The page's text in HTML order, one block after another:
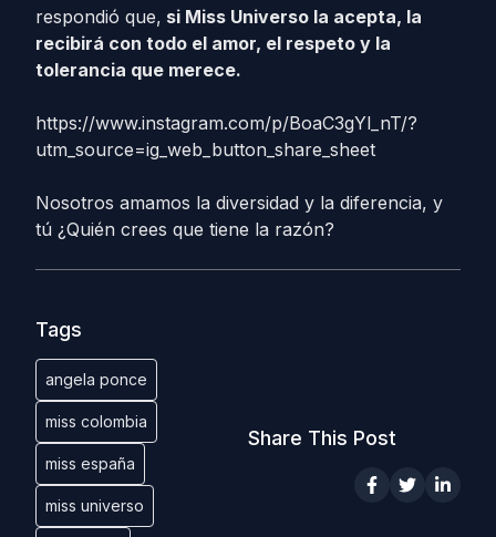
respondió que, si Miss Universo la acepta, la
recibirá con todo el amor, el respeto y la
tolerancia que merece.
https://www.instagram.com/p/BoaC3gYl_nT/?
utm_source=ig_web_button_share_sheet
Nosotros amamos la diversidad y la diferencia, y
tú ¿Quién crees que tiene la razón?
Tags
angela ponce
miss colombia
miss españa
miss universo
Share This Post